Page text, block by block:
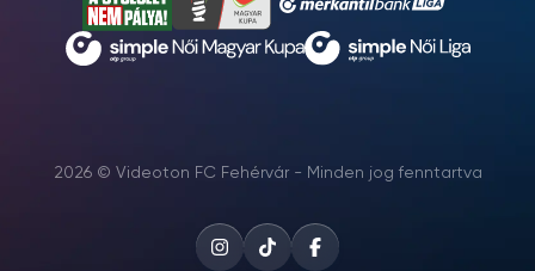
2026 © Videoton FC Fehérvár - Minden jog fenntartva